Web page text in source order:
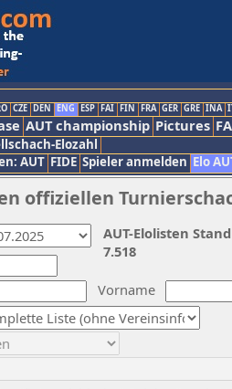
CZE DEN ENG ESP FAI FIN FRA GER GRE INA
AUT championship Pictures
Elozahl
AUT FIDE Spieler anmelden Elo
offiziellen
Vorname
AUT-Elolisten
7.518